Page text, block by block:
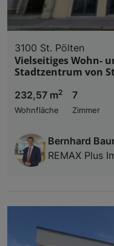
3100 St. Pölten
Vielseitiges Wohn-
Stadtzentrum von
232,57 m2
Wohnfläche
7
Zimmer
Bernhard
REMAX Plus